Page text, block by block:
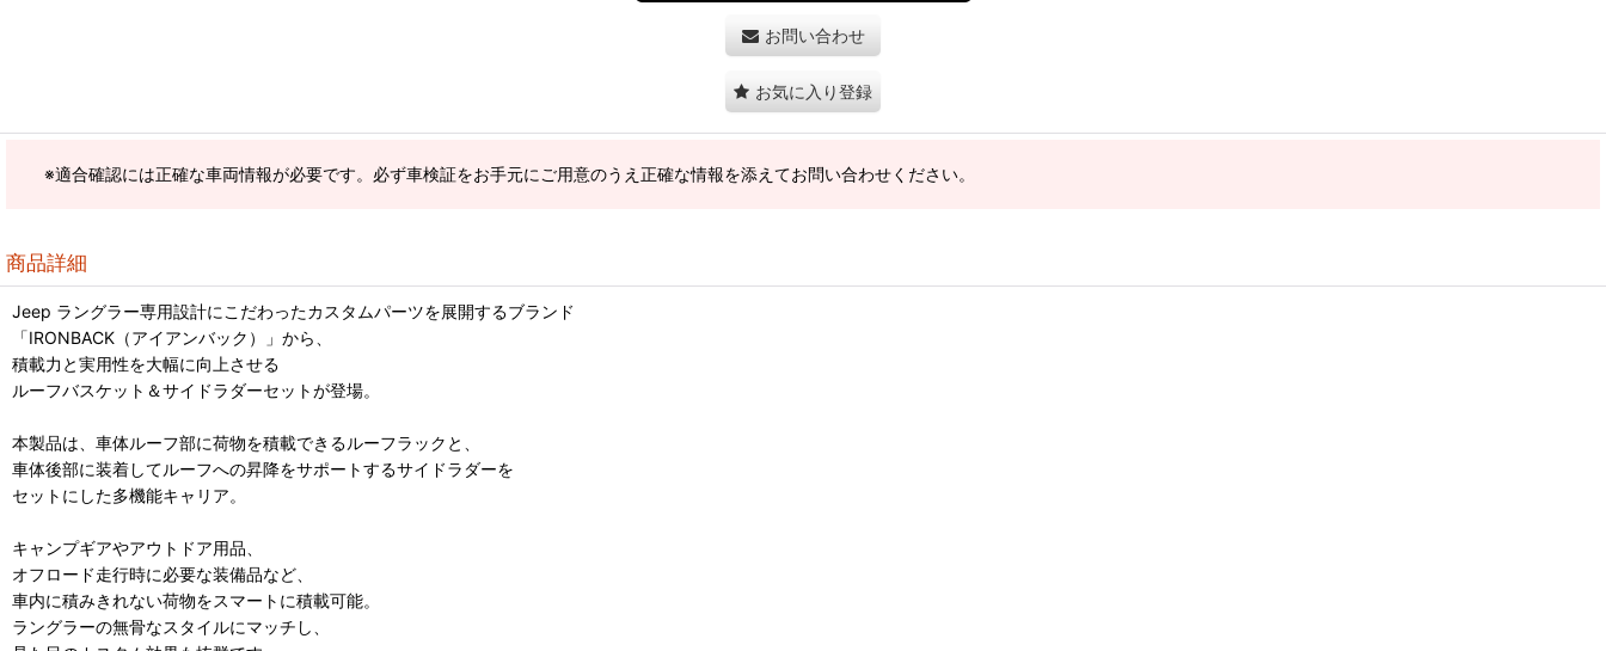
お問い合わせ
お気に入り登録
※適合確認には正確な車両情報が必要です。必ず車検証をお手元にご用意のうえ正確な情報を添えてお問い合わせください。
商品詳細
Jeep ラングラー専用設計にこだわったカスタムパーツを展開するブランド
「IRONBACK（アイアンバック）」から、
積載力と実用性を大幅に向上させる
ルーフバスケット＆サイドラダーセットが登場。
本製品は、車体ルーフ部に荷物を積載できるルーフラックと、
車体後部に装着してルーフへの昇降をサポートするサイドラダーを
セットにした多機能キャリア。
キャンプギアやアウトドア用品、
オフロード走行時に必要な装備品など、
車内に積みきれない荷物をスマートに積載可能。
ラングラーの無骨なスタイルにマッチし、